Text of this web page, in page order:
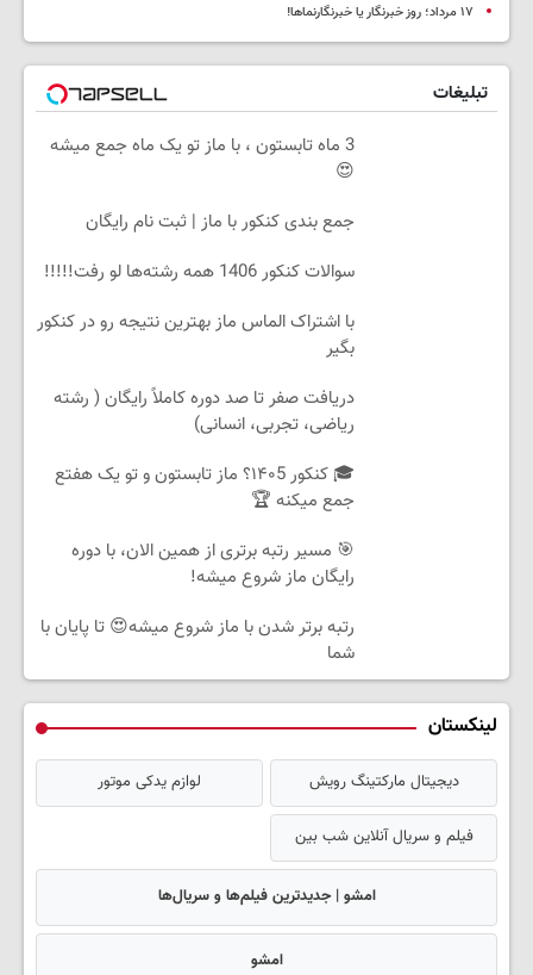
١٧ مرداد؛ روز خبرنگار یا خبرنگارنماها!
تبلیغات
3 ماه تابستون ، با ماز تو یک ماه جمع میشه
😍
جمع بندی کنکور با ماز | ثبت نام رایگان
سوالات کنکور 1406 همه رشته‌ها لو رفت!!!!!
با اشتراک الماس ماز بهترین نتیجه رو در کنکور
بگیر
دریافت صفر تا صد دوره کاملاً رایگان ( رشته
ریاضی، تجربی، انسانی)
🎓 کنکور ۱۴۰5؟ ماز تابستون و تو یک هفتع
جمع میکنه 🏆
🎯 مسیر رتبه برتری از همین الان، با دوره
رایگان ماز شروع میشه!
رتبه برتر شدن با ماز شروع میشه😍 تا پایان با
شما
لینکستان
دیجیتال مارکتینگ رویش لوازم یدکی موتور
فیلم و سریال آنلاین شب بین
امشو | جدیدترین فیلم‌ها و سریال‌ها
امشو